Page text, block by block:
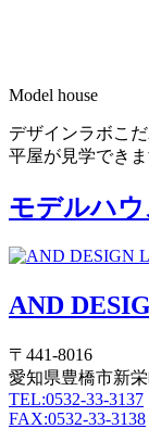
Model house
デザインラボこ
平屋が見学でき
モデルハ
AND
〒441-8016
愛知県豊橋市新
TEL:0532-33-3137
FAX:0532-33-3138